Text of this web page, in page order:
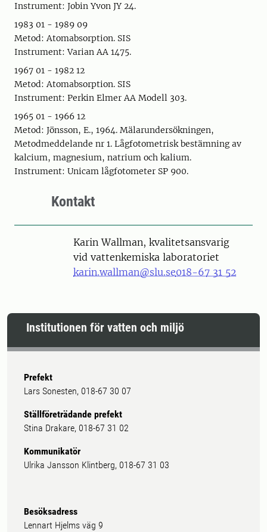
Instrument: Jobin Yvon JY 24.
1983 01 - 1989 09
Metod: Atomabsorption. SIS
Instrument: Varian AA 1475.
1967 01 - 1982 12
Metod: Atomabsorption. SIS
Instrument: Perkin Elmer AA Modell 303.
1965 01 - 1966 12
Metod: Jönsson, E., 1964. Mälarundersökningen,
Metodmeddelande nr 1. Lågfotometrisk bestämning av
kalcium, magnesium, natrium och kalium.
Instrument: Unicam lågfotometer SP 900.
Kontakt
Karin Wallman, kvalitetsansvarig
vid vattenkemiska laboratoriet
karin.wallman@slu.se018-67 31 52
Institutionen för vatten och miljö
Prefekt
Lars Sonesten, 018-67 30 07
Ställföreträdande prefekt
Stina Drakare, 018-67 31 02
Kommunikatör
Ulrika Jansson Klintberg, 018-67 31 03
Besöksadress
Lennart Hjelms väg 9